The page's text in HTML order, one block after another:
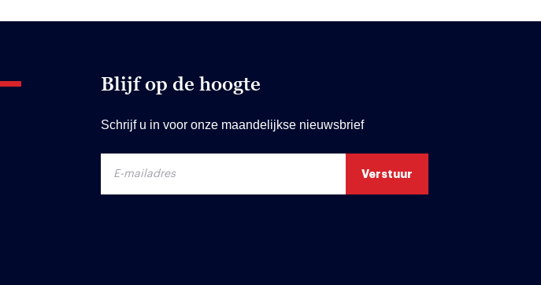
Blijf op de hoogte
Schrijf u in voor onze maandelijkse nieuwsbrief